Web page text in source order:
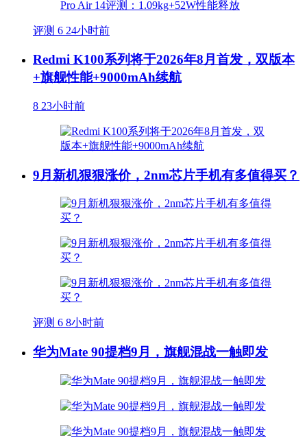
评测 6 24小时前
Redmi K100系列将于2026年8月首发，双版本
+旗舰性能+9000mAh续航
8 23小时前
9月新机狠狠涨价，2nm芯片手机有多值得买？
评测 6 8小时前
华为Mate 90提档9月，旗舰混战一触即发